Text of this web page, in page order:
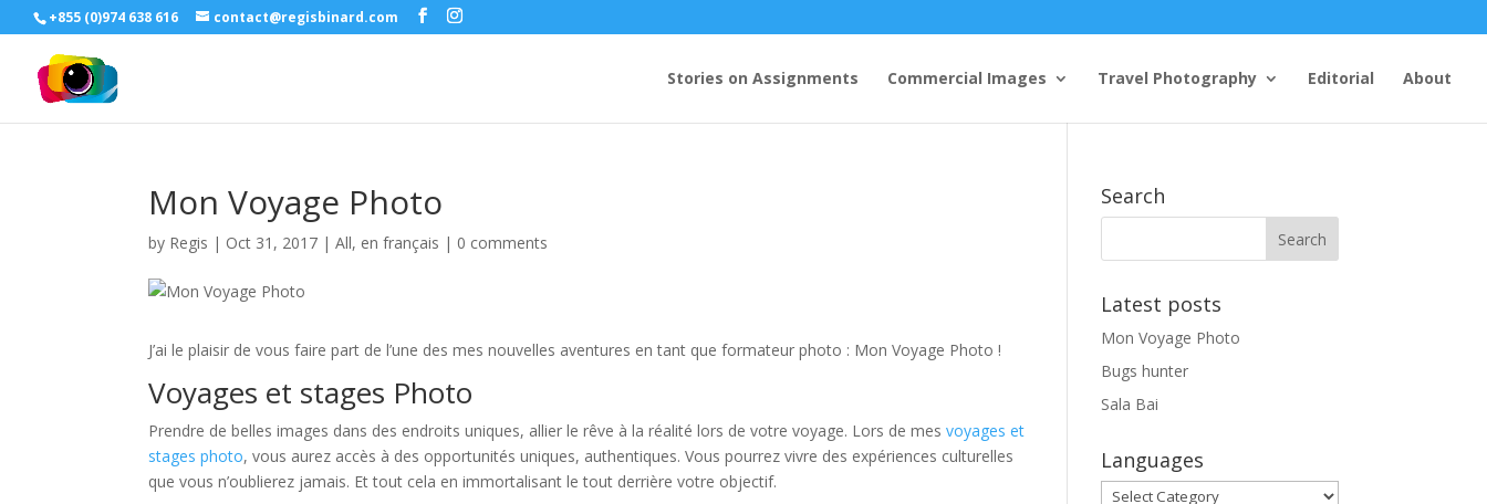
+855 (0)974 638 616 contact@regisbinard.com
Stories on Assignments Commercial Images Travel Photography Editorial About
Mon Voyage Photo
by Regis | Oct 31, 2017 |All, en français | 0 comments
J’ai le plaisir de vous faire part de l’une des mes nouvelles aventures en tant que formateur photo : Mon Voyage Photo !
Voyages et stages Photo
Prendre de belles images dans des endroits uniques, allier le rêve à la réalité lors de votre voyage. Lors de mesvoyages et
stages photo, vous aurez accès à des opportunités uniques, authentiques. Vous pourrez vivre des expériences culturelles
que vous n’oublierez jamais. Et tout cela en immortalisant le tout derrière votre objectif.
Search
Latest posts
Mon Voyage Photo
Bugs hunter
Sala Bai
Languages
Languages